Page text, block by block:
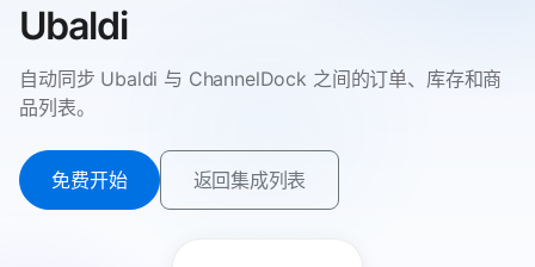
Ubaldi
自动同步 Ubaldi 与 ChannelDock 之间的订单、库存和商
品列表。
免费开始 返回集成列表